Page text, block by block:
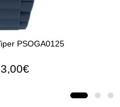
PSOGA0125